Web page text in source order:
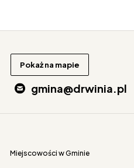
Pokaż na mapie
gmina@drwinia.pl
Miejscowości w Gminie